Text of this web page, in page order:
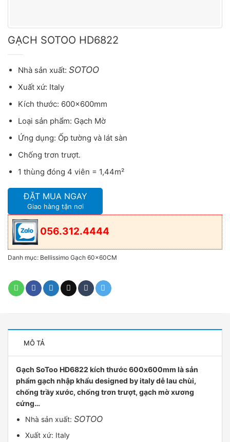
GẠCH SOTOO HD6822
Nhà sản xuất: SOTOO
Xuất xứ: Italy
Kích thước: 600x600mm
Loại sản phẩm: Gạch Mờ
Ứng dụng: Ốp tường và lát sàn
Chống trơn trượt.
1 thùng đóng 4 viên = 1,44m²
ĐẶT MUA NGAY
Giao hàng tận nơi
056.312.4444
Danh mục: Bellissimo Gạch 60x60CM
MÔ TẢ
Gạch SoToo HD6822 kích thước 600x600mm là sản
phẩm gạch nhập khẩu designed by italy dễ lau chùi,
chống trầy xước, chống trơn trượt, gạch mờ xương
cứng…
Nhà sản xuất:SOTOO
Xuất xứ: Italy